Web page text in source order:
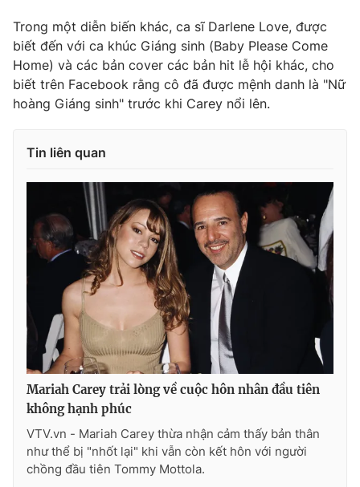
VTV4 Vươn mình bằng AI
VTV9 VTV8
THỜI BÁO VTV
Theo dõi báo trên
Cơ quan chủ quản: Đài Truyền hình Việt Nam
Cơ quan báo chí:Thời báo VTV
Giấy phép hoạt động báo in và báo điện tử số 483/GP-BTTTT
cấp ngày 29/12/2023
Tổng Biên tập:Vũ Thanh Thủy
Phó Tổng Biên tập:Nguyễn Thị Mỹ Hạnh, Phạm Quốc Thắng,
Nguyễn Trọng Ninh
Tổng đài VTV: 024.38 355 931 - 024.38 355 932
Trong một diễn biến khác, ca sĩ Darlene Love, được
biết đến với ca khúc Giáng sinh (Baby Please Come
Home) và các bản cover các bản hit lễ hội khác, cho
biết trên Facebook rằng cô đã được mệnh danh là "Nữ
hoàng Giáng sinh" trước khi Carey nổi lên.
Tin liên quan
Mariah Carey trải lòng về cuộc hôn nhân đầu tiên
không hạnh phúc
VTV.vn - Mariah Carey thừa nhận cảm thấy bản thân
như thể bị "nhốt lại" khi vẫn còn kết hôn với người
chồng đầu tiên Tommy Mottola.